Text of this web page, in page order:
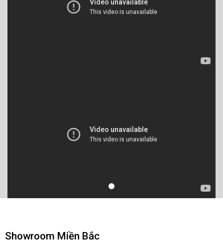
Showroom Miền Bắc